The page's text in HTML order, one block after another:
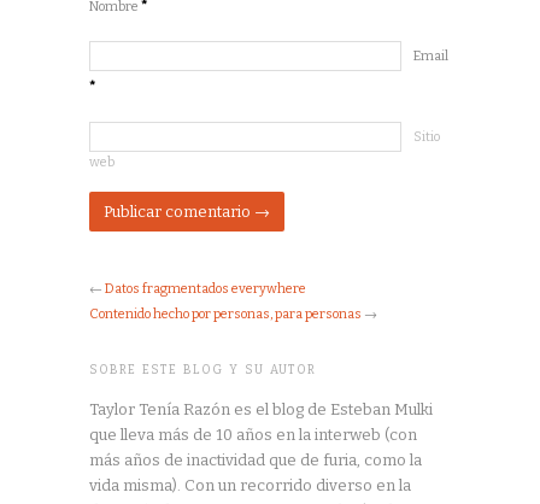
Nombre *
Email
*
Sitio
web
← Datos fragmentados everywhere
Contenido hecho por personas, para personas →
SOBRE ESTE BLOG Y SU AUTOR
Taylor Tenía Razón es el blog de Esteban Mulki
que lleva más de 10 años en la interweb (con
más años de inactividad que de furia, como la
vida misma). Con un recorrido diverso en la